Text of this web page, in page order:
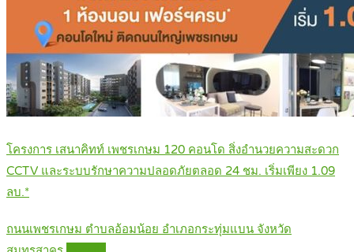
โครงการ เสนาคิทท์ เพชรเกษม 120 คอนโด สิ่งอำนวยความสะดวก
CCTV และระบบรักษาความปลอดภัยตลอด 24 ชม. เริ่มเพียง 1.09
ลบ.*
ถนนเพชรเกษม ตำบลอ้อมน้อย อำเภอกระทุ่มแบน จังหวัด